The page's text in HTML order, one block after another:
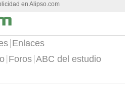
en Alipso.com
Enlaces
Foros ABC del estudio